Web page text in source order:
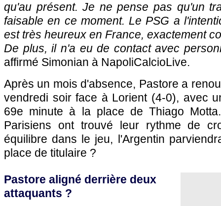
qu'au présent. Je ne pense pas qu'un
faisable en ce moment. Le PSG a
est très heureux en France, exactement
De plus, il n'a eu de contact avec
affirmé Simonian à NapoliCalcioLive.
Après un mois d'absence, Pastore a
vendredi soir face à Lorient (4-0), avec
69e minute à la place de Thiago
Parisiens ont trouvé leur rythme de
équilibre dans le jeu, l'Argentin
place de titulaire ?
Pastore aligné derrière deux
attaquants ?